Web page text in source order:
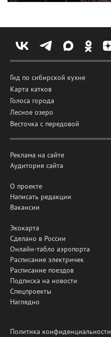
Гид по сибирской кухне
Карта катков
Голоса города
Лесное озеро
Весточка с передовой
Реклама на сайте
Аудитория сайта
О проекте
Написать редакции
Вакансии
Экокарта
Сделано в России
Онлайн-табло аэропорта
Расписание электричек
Расписание поездов
Подписка на новости
Спецпроекты
Наглядно
Политика конфиденциальности